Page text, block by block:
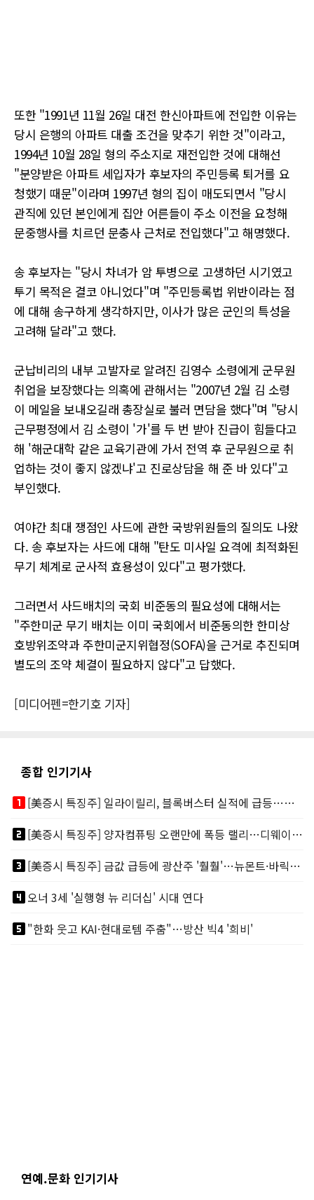
또한 "1991년 11월 26일 대전 한신아파트에 전입한 이유는
당시 은행의 아파트 대출 조건을 맞추기 위한 것"이라고,
1994년 10월 28일 형의 주소지로 재전입한 것에 대해선
"분양받은 아파트 세입자가 후보자의 주민등록 퇴거를 요
청했기 때문"이라며 1997년 형의 집이 매도되면서 "당시
관직에 있던 본인에게 집안 어른들이 주소 이전을 요청해
문중행사를 치르던 문충사 근처로 전입했다"고 해명했다.
송 후보자는 "당시 차녀가 암 투병으로 고생하던 시기였고
투기 목적은 결코 아니었다"며 "주민등록법 위반이라는 점
에 대해 송구하게 생각하지만, 이사가 많은 군인의 특성을
고려해 달라"고 했다.
군납비리의 내부 고발자로 알려진 김영수 소령에게 군무원
취업을 보장했다는 의혹에 관해서는 "2007년 2월 김 소령
이 메일을 보내오길래 총장실로 불러 면담을 했다"며 "당시
근무평정에서 김 소령이 '가'를 두 번 받아 진급이 힘들다고
해 '해군대학 같은 교육기관에 가서 전역 후 군무원으로 취
업하는 것이 좋지 않겠냐'고 진로상담을 해 준 바 있다"고
부인했다.
여야간 최대 쟁점인 사드에 관한 국방위원들의 질의도 나왔
다. 송 후보자는 사드에 대해 "탄도 미사일 요격에 최적화된
무기 체계로 군사적 효용성이 있다"고 평가했다.
그러면서 사드배치의 국회 비준동의 필요성에 대해서는
"주한미군 무기 배치는 이미 국회에서 비준동의한 한미상
호방위조약과 주한미군지위협정(SOFA)을 근거로 추진되며
별도의 조약 체결이 필요하지 않다"고 답했다.
[미디어펜=한기호 기자]
종합 인기기사
looks_one
[美증시 특징주] 일라이릴리, 블록버스터 실적에 급등…마운자로 매출 폭발
looks_two
[美증시 특징주] 양자컴퓨팅 오랜만에 폭등 랠리…디웨이브·아이온큐 주도
looks_3
[美증시 특징주] 금값 급등에 광산주 '훨훨'…뉴몬트·바릭마이닝 주도
looks_4오너 3세 '실행형 뉴 리더십' 시대 연다
looks_5"한화 웃고 KAI·현대로템 주춤"…방산 빅4 '희비'
연예.문화 인기기사